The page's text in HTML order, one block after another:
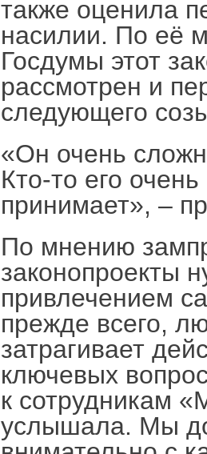
также оценила
насилии. По её
Госдумы этот
рассмотрен и
следующего
«Он очень
Кто-то его очень
принимает», –
По мнению
законопроекты
привлечением
прежде всего,
затрагивает
ключевых
к сотрудникам
услышала. Мы